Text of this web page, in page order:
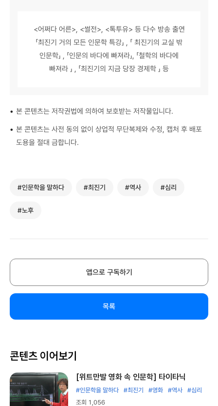
<어쩌다 어른>, <썰전>, <톡투유> 등 다수 방송 출연
「최진기 거의 모든 인문학 특강」 , 「 최진기의 교실 밖
인문학」 , 「인문의 바다에 빠져라」, 「철학의 바다에
빠져라 」 , 「최진기의 지금 당장 경제학 」 등
• 본 콘텐츠는 저작권법에 의하여 보호받는 저작물입니다.
• 본 콘텐츠는 사전 동의 없이 상업적 무단복제와 수정, 캡처 후 배포
도용을 절대 금합니다.
#인문학을 말하다 #최진기 #역사 #심리
#노후
앱으로 구독하기
목록
콘텐츠 이어보기
[위트만발 영화 속 인문학] 타이타닉
#인문학을 말하다 #최진기 #영화 #역사
#심리
조회 1,056